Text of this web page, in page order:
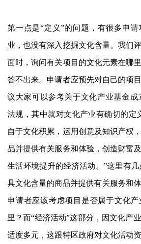
第一点是“定义”的问题，有很多申
业，也没有深入挖掘文化含量。我们
面时，询问有关项目的文化元素在哪
答不出来。申请者应预先对自己的项
议大家可以参考关于文化产业基金成
法规，其中就对文化产业有确切的定
自于文化积累，运用创意及知识产权
品并提供有关服务和体验，创造财富
生活环境提升的经济活动。”这里有
具文化含量的商品并提供有关服务和体
申请者应该考虑项目是否属于文化
里？而“经济活动”这部分，因文化产
适度多元，这跟特区政府对文化活动